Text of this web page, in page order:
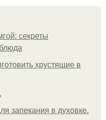
секреты
хрустящие в
запекания в духовке.